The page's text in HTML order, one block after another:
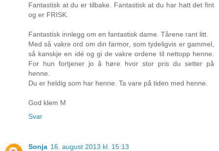
Fantastisk at du er tilbake. Fantastisk at du har hatt det fint
og er FRISK.
Fantastisk innlegg om en fantastisk dame. Tårene rant litt.
Med så vakre ord om din farmor, som tydeligvis er gammel,
så kanskje en idé og gi de vakre ordene til nettopp henne.
For hun fortjener jo å høre hvor stor pris du setter på
henne.
Du er heldig som har henne. Ta vare på tiden med henne.
God klem M
Svar
Sonja 16. august 2013 kl. 15:13